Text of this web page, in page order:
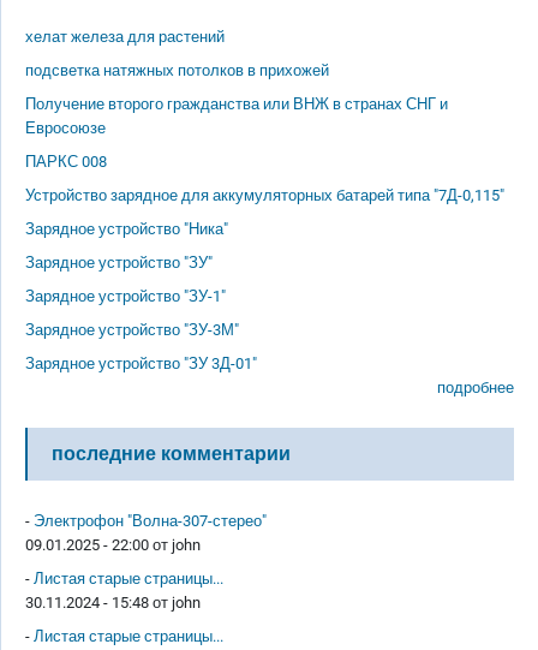
хелат железа для растений
подсветка натяжных потолков в прихожей
Получение второго гражданства или ВНЖ в странах СНГ и
Евросоюзе
ПАРКС 008
Устройство зарядное для аккумуляторных батарей типа "7Д-0,115"
Зарядное устройство "Ника"
Зарядное устройство "ЗУ"
Зарядное устройство "ЗУ-1"
Зарядное устройство "ЗУ-3М"
Зарядное устройство "ЗУ 3Д-01"
подробнее
последние комментарии
- Электрофон "Волна-307-стерео"
09.01.2025 - 22:00 от john
- Листая старые страницы...
30.11.2024 - 15:48 от john
- Листая старые страницы...